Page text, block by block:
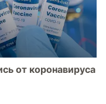
от коронавируса